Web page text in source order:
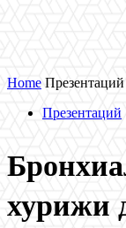
Home Презентаций
Презентаций
хурижи